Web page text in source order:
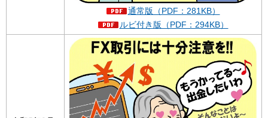
通常版（PDF：281KB）
ルビ付き版（PDF：294KB）